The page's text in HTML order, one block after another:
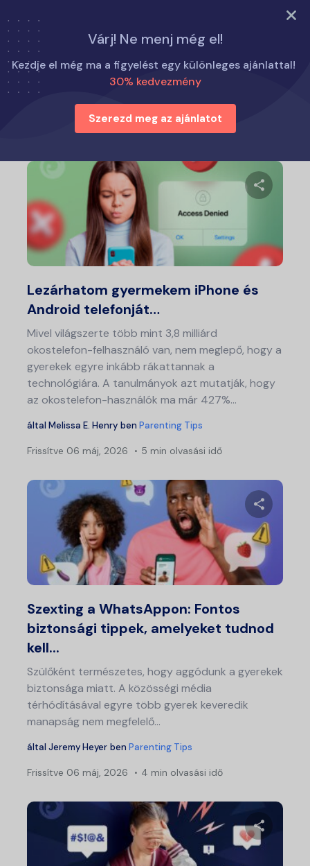
PRÓBÁLJA KI MOST
Várj! Ne menj még el!
Kezdje el még ma a figyelést egy különleges ajánlattal!
30% kedvezmény
Szerezd meg az ajánlatot
Otthon Szülői tippek
Szülői tippek
Lezárhatom gyermekem iPhone és
Android telefonját…
Mivel világszerte több mint 3,8 milliárd
okostelefon-felhasználó van, nem meglepő, hogy a
gyerekek egyre inkább rákattannak a
technológiára. A tanulmányok azt mutatják, hogy
az okostelefon-használók ma már 427%...
által Melissa E. Henry ben Parenting Tips
Frissítve 06 máj, 2026 5 min olvasási idő
Ossza
Szexting a WhatsAppon: Fontos
biztonsági tippek, amelyeket tudnod
kell...
Szülőként természetes, hogy aggódunk a gyerekek
biztonsága miatt. A közösségi média
térhódításával egyre több gyerek keveredik
manapság nem megfelelő...
által Jeremy Heyer ben Parenting Tips
Frissítve 06 máj, 2026 4 min olvasási idő
Ossza